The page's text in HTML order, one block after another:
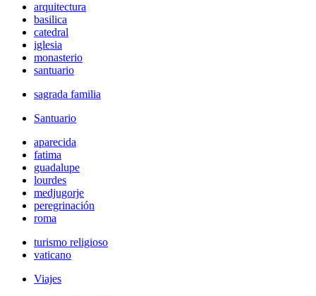
arquitectura
basilica
catedral
iglesia
monasterio
santuario
sagrada familia
Santuario
aparecida
fatima
guadalupe
lourdes
medjugorje
peregrinación
roma
turismo religioso
vaticano
Viajes